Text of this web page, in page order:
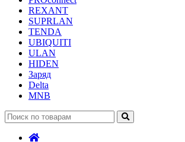
REXANT
SUPRLAN
TENDA
UBIQUITI
ULAN
HIDEN
Заряд
Delta
MNB